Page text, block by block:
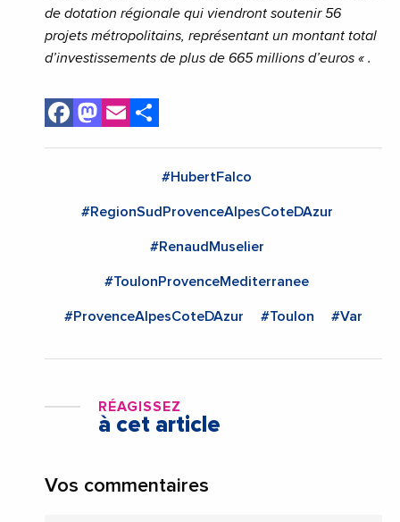
de dotation régionale qui viendront soutenir 56
projets métropolitains, représentant un montant total
d’investissements de plus de 665 millions d’euros « .
Facebook
Mastodon
Email
#HubertFalco
#RegionSudProvenceAlpesCoteDAzur
#RenaudMuselier
#ToulonProvenceMediterranee
#ProvenceAlpesCoteDAzur #Toulon #Var
RÉAGISSEZ
à cet article
Vos commentaires